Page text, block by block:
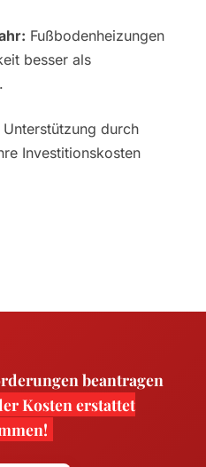
Fußbodenheizungen
besser als
Unterstützung durch
Investitionskosten
beantragen
Kosten erstattet